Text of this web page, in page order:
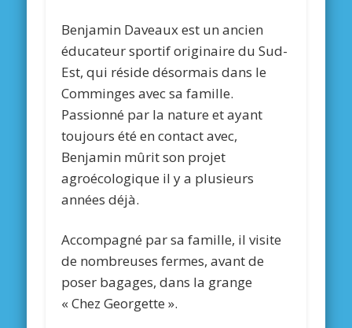
Benjamin Daveaux est un ancien
éducateur sportif originaire du Sud-
Est, qui réside désormais dans le
Comminges avec sa famille.
Passionné par la nature et ayant
toujours été en contact avec,
Benjamin mûrit son projet
agroécologique il y a plusieurs
années déjà.
Accompagné par sa famille, il visite
de nombreuses fermes, avant de
poser bagages, dans la grange
« Chez Georgette ».